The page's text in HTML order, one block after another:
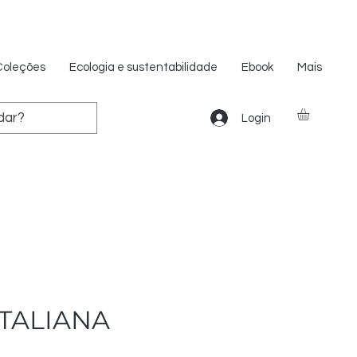
Ecologia e sustentabilidade Ebook Mais
Login